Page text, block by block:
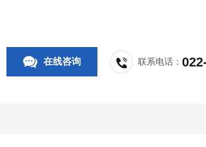
在线咨询 联系电话：